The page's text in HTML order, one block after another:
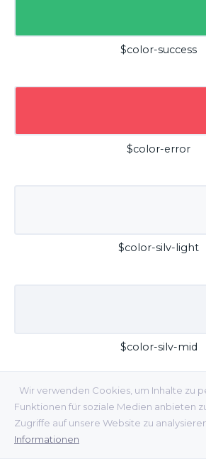
Wir verwenden Cookies, um Inhalte zu
Funktionen für soziale Medien anbieten
Zugriffe auf unsere Website zu
Informationen
$color-success
$color-error
$color-silv-light
$color-silv-mid